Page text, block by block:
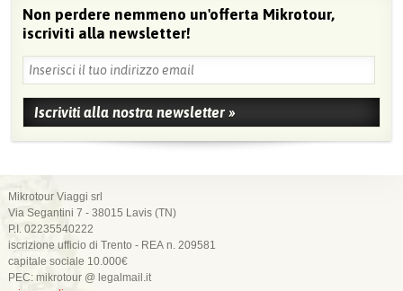
Non perdere nemmeno un'offerta Mikrotour,
iscriviti alla newsletter!
Mikrotour Viaggi srl
Via Segantini 7 - 38015 Lavis (TN)
P.I. 02235540222
iscrizione ufficio di Trento - REA n. 209581
capitale sociale 10.000€
PEC: mikrotour @ legalmail.it